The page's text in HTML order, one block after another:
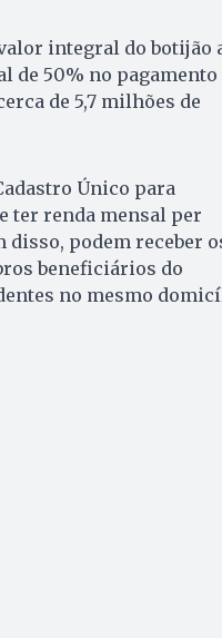
integral do botijão
de 50% no pagamento
de 5,7 milhões de
Único para
ter renda mensal per
podem receber
beneficiários do
no mesmo